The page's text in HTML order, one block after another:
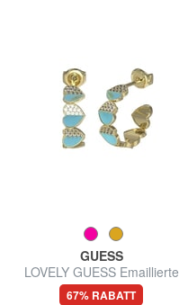
GUESS
LOVELY GUESS Emaillierte
Herzohrringe
67% RABATT